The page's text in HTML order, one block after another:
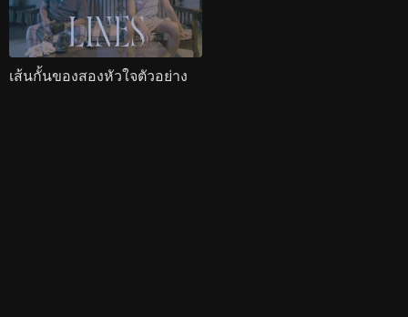
เส้นกั้นของสองหัวใจตัวอย่าง